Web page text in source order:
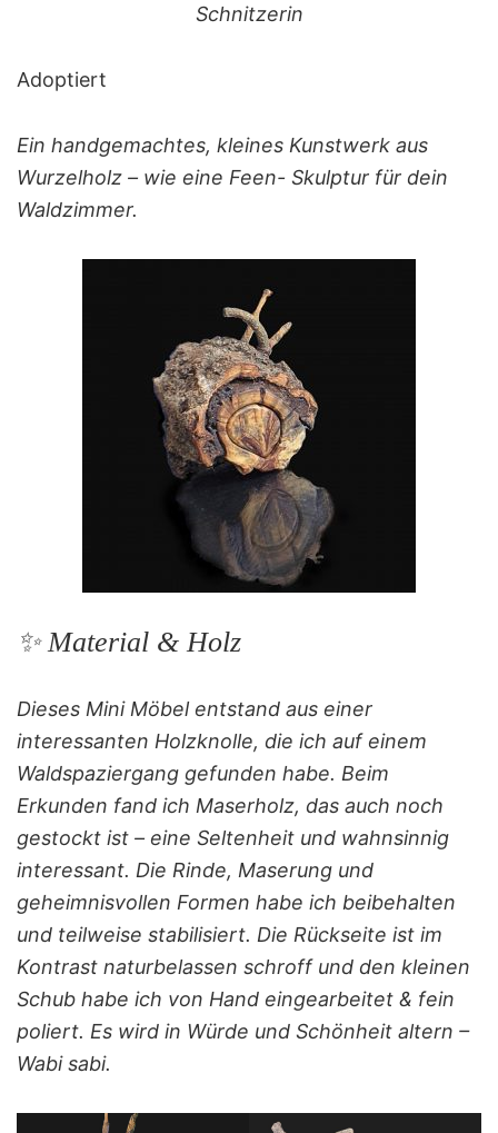
Schnitzerin
Adoptiert
Ein handgemachtes, kleines Kunstwerk aus
Wurzelholz – wie eine Feen- Skulptur für dein
Waldzimmer.
✨ Material & Holz
Dieses Mini Möbel entstand aus einer
interessanten Holzknolle, die ich auf einem
Waldspaziergang gefunden habe. Beim
Erkunden fand ich Maserholz, das auch noch
gestockt ist – eine Seltenheit und wahnsinnig
interessant. Die Rinde, Maserung und
geheimnisvollen Formen habe ich beibehalten
und teilweise stabilisiert. Die Rückseite ist im
Kontrast naturbelassen schroff und den kleinen
Schub habe ich von Hand eingearbeitet & fein
poliert. Es wird in Würde und Schönheit altern –
Wabi sabi.